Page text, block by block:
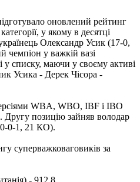
оновлений рейтинг
у якому в десятці
Олександр Усик (17-0,
у важкій вазі
у списку, маючи у своєму активі
Усика - Дерек Чісора -
WBA, WBO, IBF і IBO
позицію зайняв володар
0-1, 21 КО).
суперважковаговиків за
- 912,8